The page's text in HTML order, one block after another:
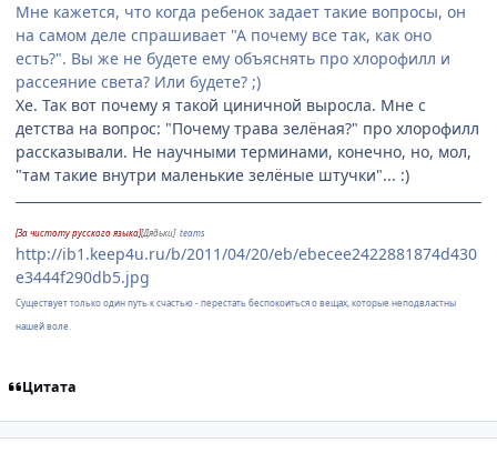
Мне кажется, что когда ребенок задает такие вопросы, он
на самом деле спрашивает "А почему все так, как оно
есть?". Вы же не будете ему объяснять про хлорофилл и
рассеяние света? Или будете? ;)
Хе. Так вот почему я такой циничной выросла. Мне с
детства на вопрос: "Почему трава зелёная?" про хлорофилл
рассказывали. Не научными терминами, конечно, но, мол,
"там такие внутри маленькие зелёные штучки"... :)
[За чистоту русского языка][Дядьки] teams
http://ib1.keep4u.ru/b/2011/04/20/eb/ebecee2422881874d430
e3444f290db5.jpg
Существует только один путь к счастью - перестать беспокоиться о вещах, которые неподвластны
нашей воле.
Цитата